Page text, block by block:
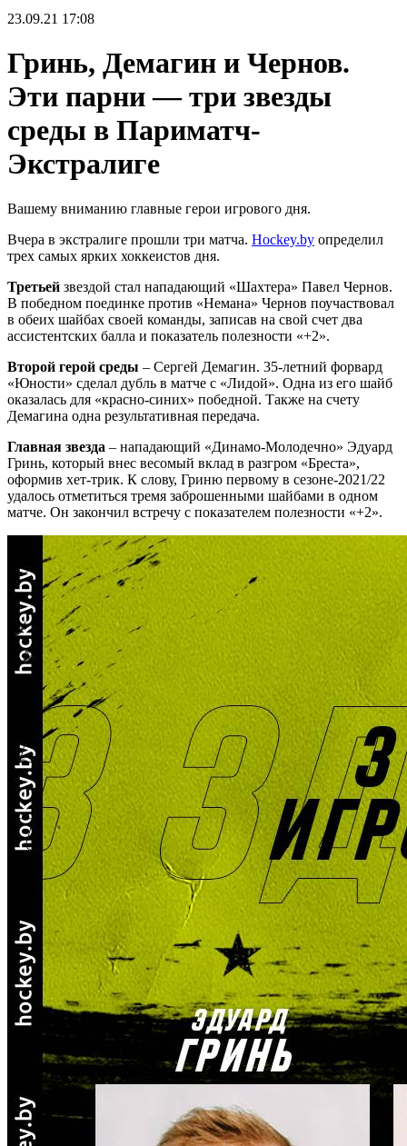
23.09.21 17:08
Гринь, Демагин и Чернов.
Эти парни — три звезды
среды в Париматч-
Экстралиге
Вашему вниманию главные герои игрового дня.
Вчера в экстралиге прошли три матча. Hockey.by определил
трех самых ярких хоккеистов дня.
Третьей звездой стал нападающий «Шахтера» Павел Чернов.
В победном поединке против «Немана» Чернов поучаствовал
в обеих шайбах своей команды, записав на свой счет два
ассистентских балла и показатель полезности «+2».
Второй герой среды – Сергей Демагин. 35-летний форвард
«Юности» сделал дубль в матче с «Лидой». Одна из его шайб
оказалась для «красно-синих» победной. Также на счету
Демагина одна результативная передача.
Главная звезда – нападающий «Динамо-Молодечно» Эдуард
Гринь, который внес весомый вклад в разгром «Бреста»,
оформив хет-трик. К слову, Гриню первому в сезоне-2021/22
удалось отметиться тремя заброшенными шайбами в одном
матче. Он закончил встречу с показателем полезности «+2».